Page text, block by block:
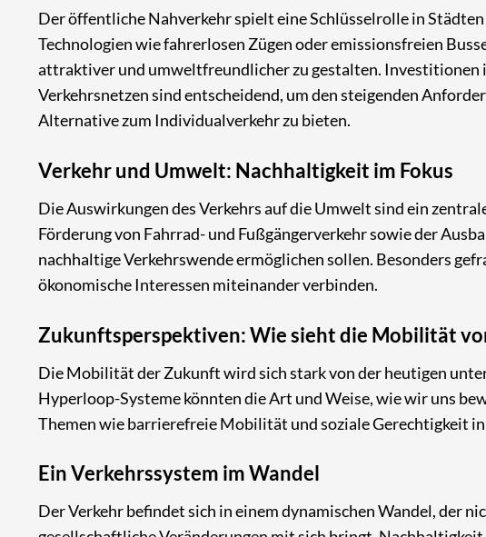
Der öffentliche Nahverkehr spielt eine Schlüsselrolle in
Technologien wie fahrerlosen Zügen oder emissionsfreien
attraktiver und umweltfreundlicher zu gestalten. Investitionen
Verkehrsnetzen sind entscheidend, um den steigenden
Alternative zum Individualverkehr zu bieten.
Verkehr und Umwelt: Nachhaltigkeit im Fokus
Die Auswirkungen des Verkehrs auf die Umwelt sind ein
Förderung von Fahrrad- und Fußgängerverkehr sowie der
nachhaltige Verkehrswende ermöglichen sollen. Besonders
ökonomische Interessen miteinander verbinden.
Zukunftsperspektiven: Wie sieht die Mobilität
Die Mobilität der Zukunft wird sich stark von der heutigen
Hyperloop-Systeme könnten die Art und Weise, wie wir uns
Themen wie barrierefreie Mobilität und soziale Gerechtigkeit
Ein Verkehrssystem im Wandel
Der Verkehr befindet sich in einem dynamischen Wandel, der